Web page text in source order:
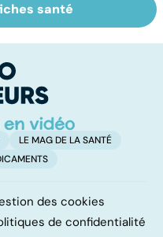
des
: que
?
santé
LE MAG DE LA SANTÉ
des cookies
de confidentialité